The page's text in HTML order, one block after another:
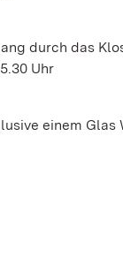
durch das
Uhr
einem Glas